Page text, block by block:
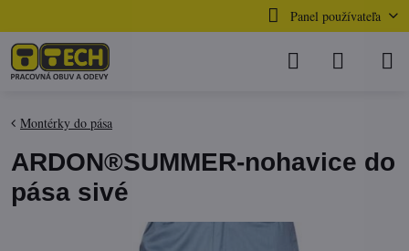
Panel používateľa
Montérky do pása
ARDON®SUMMER-nohavice do
pása sivé